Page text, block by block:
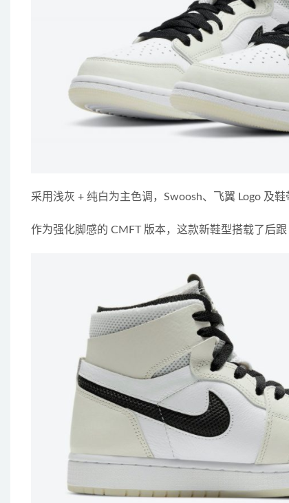
采用浅灰 + 纯白为主色调，Swoosh、飞翼 Logo 及
作为强化脚感的 CMFT 版本，这款新鞋型搭载了后